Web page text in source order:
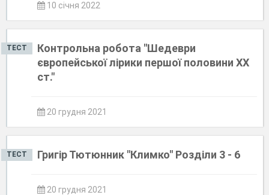
10 січня 2022
ТЕСТ
Контрольна робота "Шедеври
європейської лірики першої половини ХХ
ст."
20 грудня 2021
ТЕСТ Григір Тютюнник "Климко" Розділи 3 - 6
20 грудня 2021